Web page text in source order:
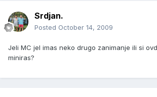
Srdjan.
Posted October 14, 2009
Jeli MC jel imas neko drugo zanimanje ili si
miniras?